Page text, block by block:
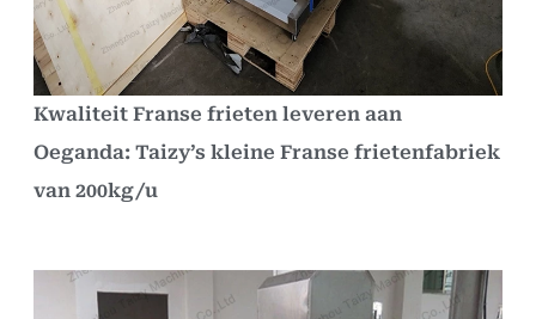
Kwaliteit Franse frieten leveren aan
Oeganda: Taizy’s kleine Franse frietenfabriek
van 200kg/u